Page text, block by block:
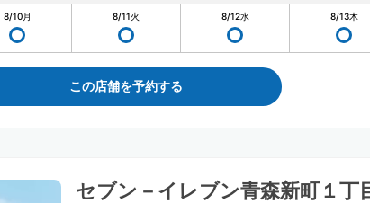
8/10月 8/11火 8/12水 8/13木
この店舗を予約する
セブン－イレブン青森新町１丁